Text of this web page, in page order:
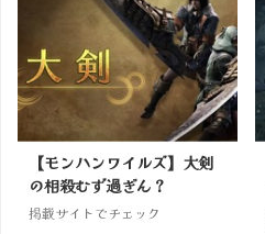
【モンハンワイルズ】大剣
の相殺むず過ぎん？
掲載サイトでチェック